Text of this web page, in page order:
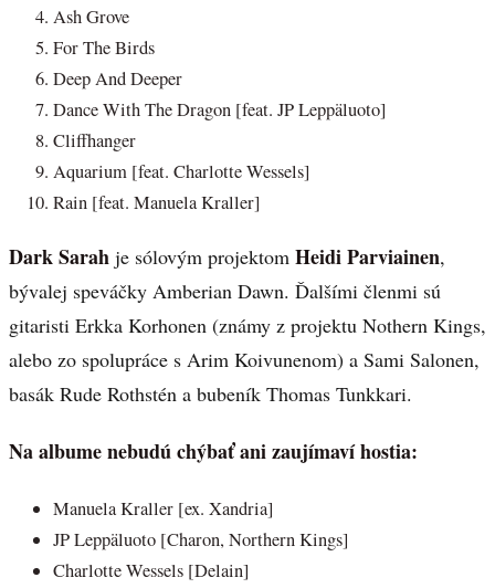
Ash Grove
For The Birds
Deep And Deeper
Dance With The Dragon [feat. JP Leppäluoto]
Cliffhanger
Aquarium [feat. Charlotte Wessels]
Rain [feat. Manuela Kraller]
Dark Sarah je sólovým projektom Heidi Parviainen,
bývalej speváčky Amberian Dawn. Ďalšími členmi sú
gitaristi Erkka Korhonen (známy z projektu Nothern Kings,
alebo zo spolupráce s Arim Koivunenom) a Sami Salonen,
basák Rude Rothstén a bubeník Thomas Tunkkari.
Na albume nebudú chýbať ani zaujímaví hostia:
Manuela Kraller [ex. Xandria]
JP Leppäluoto [Charon, Northern Kings]
Charlotte Wessels [Delain]